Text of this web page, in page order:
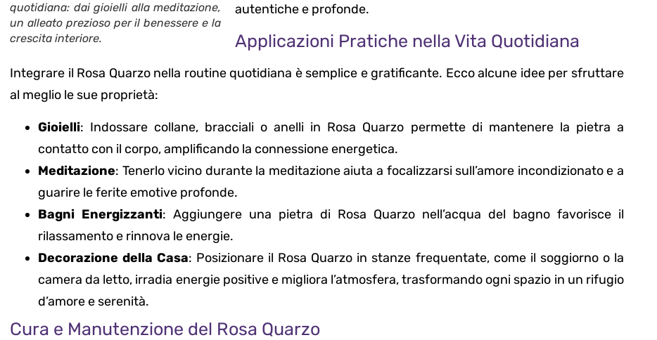
quotidiana: dai gioielli alla meditazione,
un alleato prezioso per il benessere e la
crescita interiore.
autentiche e profonde.
Applicazioni Pratiche nella Vita Quotidiana
Integrare il Rosa Quarzo nella routine quotidiana è semplice e gratificante. Ecco alcune idee per sfruttare
al meglio le sue proprietà:
Gioielli: Indossare collane, bracciali o anelli in Rosa Quarzo permette di mantenere la pietra a
contatto con il corpo, amplificando la connessione energetica.
Meditazione: Tenerlo vicino durante la meditazione aiuta a focalizzarsi sull’amore incondizionato e a
guarire le ferite emotive profonde.
Bagni Energizzanti: Aggiungere una pietra di Rosa Quarzo nell’acqua del bagno favorisce il
rilassamento e rinnova le energie.
Decorazione della Casa: Posizionare il Rosa Quarzo in stanze frequentate, come il soggiorno o la
camera da letto, irradia energie positive e migliora l’atmosfera, trasformando ogni spazio in un rifugio
d’amore e serenità.
Cura e Manutenzione del Rosa Quarzo